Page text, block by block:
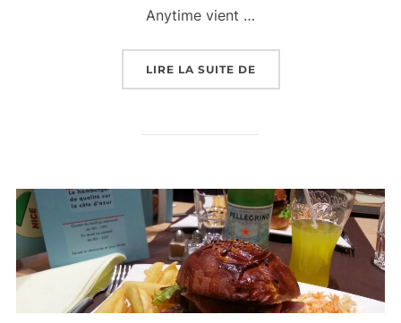
Anytime vient …
LIRE LA SUITE DE« SALON DE THÉ À